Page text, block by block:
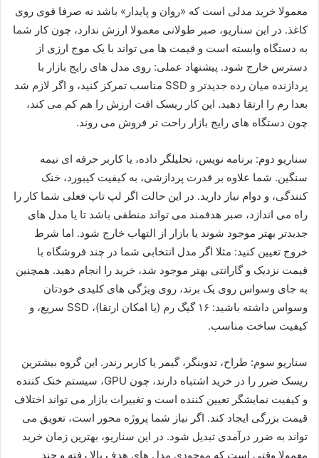
معمولا خرید مدلی است که «روان و پایدار» باشد نه صرفا قوی روی
کاغذ. در این سناریو، صبر طولانی معمولا ارزش ندارد، چون کار شما
به دستگاه وابسته است و قیمت ها می تواند با یک موج ارزی از
دسترس خارج شود. پیشنهاد عملی: روی مدل های رایج بازار با
پردازنده میان رده جدیدتر و SSD مناسب تمرکز کنید، و اگر لازم شد
بعدا رم را ارتقا دهید. این کار ریسک افت ارزش را هم کم می کند،
چون دستگاه های رایج بازار راحت تر فروش می روند.
سناریو دوم: برنامه نویس، تحلیلگر داده، یا کاربر حرفه ای نیمه
سنگین. شما علاوه بر قدرت پردازشی، به کیفیت کیبورد، خنک
کنندگی، و دوام نیاز دارید. در این حالت اگر لپ تاپ فعلی شما کار را
راه می اندازد، صبر هدفمند می تواند منطقی باشد تا یا مدل های
جدیدتر بهتر موجود شوند یا بازار از التهاب خارج شود. اما شرط
خروج تعیین کنید: مثلا اگر مدل انتخابی شما در چند فروشگاه با
قیمت نزدیک و گارانتی بهتر موجود شد، خرید را انجام دهید. همچنین
به جای وسواس روی یک برند، روی ویژگی های کلیدی خودتان
وسواس داشته باشید: ۱۶ گیگ رم (یا امکان ارتقا)، SSD سریع، و
کیفیت ساخت مناسب.
سناریو سوم: طراح، تدوینگر، گیمر یا کاربر رندر. این گروه بیشترین
ریسک ضرر را در خرید اشتباه دارند، چون GPU، سیستم خنک کننده
و کیفیت نمایشگر تعیین کننده است و تغییرات بازار می تواند اختلاف
قیمت بزرگی ایجاد کند. اگر نیاز شما پروژه محور است، تعویق می
تواند به ضرر درآمدی تبدیل شود. در این سناریو، بهترین زمان خرید
معمولا وقتی است که موجودی مدل های هدف بالا رفته و چند